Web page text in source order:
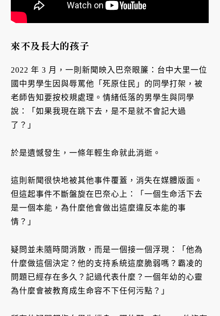
來不及長大的孩子
2022 年 3 月，一則新聞映入巴奈眼簾：台中大里一位
國中男學生因與辱罵他「死原住⺠」的同學打架，被
老師告知要按校規處理。情緒低落的男學⽣與同學
說：「如果我現在跳下去，是不是就不會記⼤過
了？」
於是遺憾發生，一條年輕生命就此消逝。
這則新聞很快地被其他事件覆蓋，消失在媒體版面。
但這起事件不斷盤旋在巴奈心上：「一個生命活下去
是一個本能，為什麼他會做出這麼違反本能的事
情？」
疑問並未隨時間消散，而是一個接一個浮現：「他為
什麼做這個決定？他的支持系統這麼脆弱嗎？霸凌的
問題已經存在多久？記過代表什麼？一個年幼的心靈
為什麼會被教育成生命容不下任何污點？」